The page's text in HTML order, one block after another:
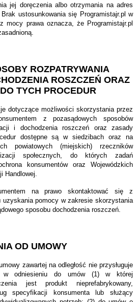
jej doręczenia albo otrzymania na adres
ustosunkowania się Programistajr.pl w
mocy prawa oznacza, że Programistajr.pl
ROZPATRYWANIA
ROSZCZEŃ ORAZ
TYCH PROCEDUR
dotyczące możliwości skorzystania przez
z pozasądowych sposobów
i dochodzenia roszczeń oraz zasady
dostępne są w siedzibach oraz na
powiatowych (miejskich) rzeczników
społecznych, do których zadań
konsumentów oraz Wojewódzkich
Handlowej.
na prawo skontaktować się z
uzyskania pomocy w zakresie skorzystania
sposobu dochodzenia roszczeń.
OD UMOWY
zawartej na odległość nie przysługuje
w odniesieniu do umów (1) w której
jest produkt nieprefabrykowany,
specyfikacji konsumenta lub służący